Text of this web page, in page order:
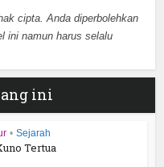
cipta. Anda diperbolehkan
ini namun harus selalu
ini
• Sejarah
Tertua